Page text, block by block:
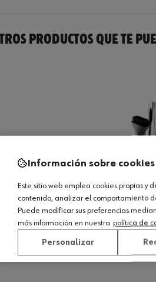
PRODUCTOS QUE TE
Información sobre cookies
Este sitio web emplea cookies propias y
contenido, analizar el comportamiento
Puede modificar sus preferencias
más información en nuestra política de
Personalizar